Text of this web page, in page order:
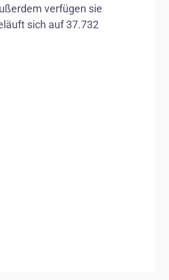
verfügen sie
sich auf 37.732